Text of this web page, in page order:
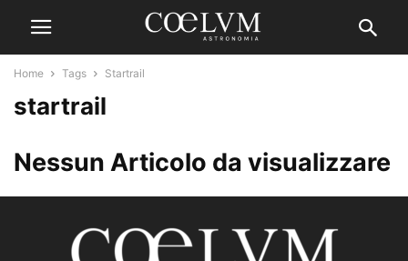
Home Tags Startrail
startrail
Nessun Articolo da visualizzare